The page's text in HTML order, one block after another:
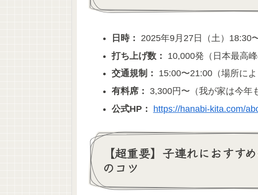
日時：
2025年9月27日（土）18:30
打ち上げ数：
10,000発（日本最高
交通規制：
15:00〜21:00（場所によ
有料席：
3,300円〜（我が家は今年
公式HP：
https://hanabi-kita.com/
【超重要】子連れにおすす
のコツ